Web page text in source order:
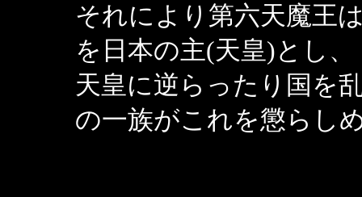
それにより第六天魔王
を日本の主(天皇)とし
天皇に逆らったり国を
の一族がこれを懲ら